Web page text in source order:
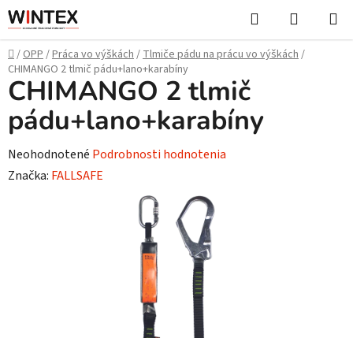
Prejsť
na
obsah
Hľadať
KOŠÍK
Domov
/OPP/Práca vo výškách/Tlmiče pádu na prácu vo výškách/
CHIMANGO 2 tlmič pádu+lano+karabíny
CHIMANGO 2 tlmič
pádu+lano+karabíny
Priemerné
hodnotenie
Neohodnotené Podrobnosti hodnotenia
Značka: FALLSAFE